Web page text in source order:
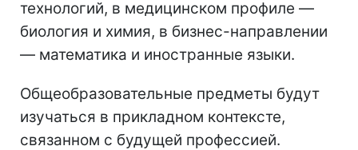
технологий, в медицинском профиле —
биология и химия, в бизнес-направлении
— математика и иностранные языки.
Общеобразовательные предметы будут
изучаться в прикладном контексте,
связанном с будущей профессией.